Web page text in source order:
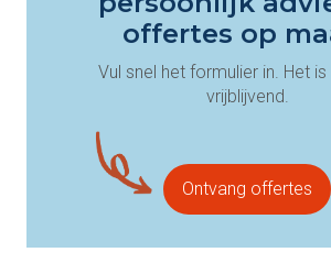
offertes op
Vul snel het formulier in. Het
vrijblijvend.
Ontvang offertes